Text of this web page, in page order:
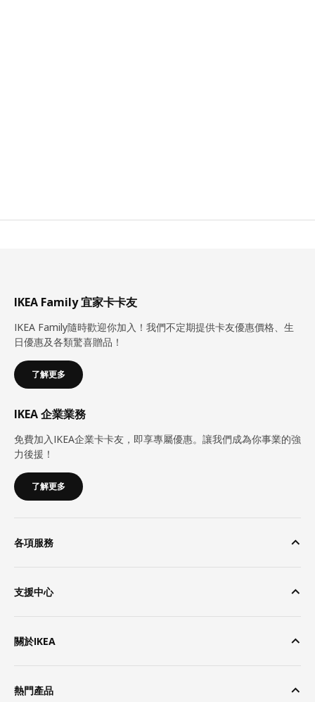
IKEA Family 宜家卡卡友
IKEA Family隨時歡迎你加入！我們不定期提供卡友優惠價格、生
日優惠及各類驚喜贈品！
了解更多
IKEA 企業業務
免費加入IKEA企業卡卡友，即享專屬優惠。讓我們成為你事業的強
力後援！
了解更多
各項服務
支援中心
關於IKEA
熱門產品